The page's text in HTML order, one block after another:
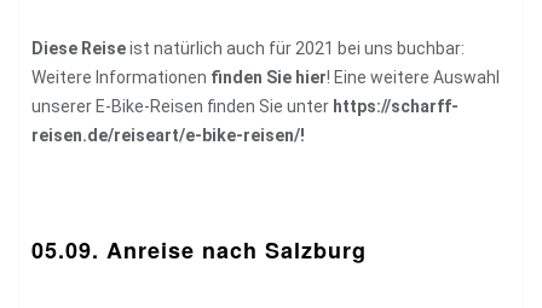
Diese Reiseist natürlich auch für 2021 bei uns buchbar:
Weitere Informationen finden Sie hier! Eine weitere Auswahl
unserer E-Bike-Reisen finden Sie unter https://scharff-
reisen.de/reiseart/e-bike-reisen/!
05.09. Anreise nach Salzburg